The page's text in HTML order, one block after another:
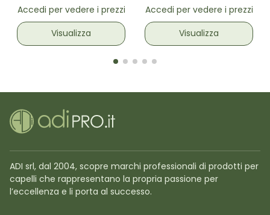
Accedi per vedere i prezzi
Visualizza
Accedi per vedere i prezzi
Visualizza
ADI srl, dal 2004, scopre marchi professionali di prodotti per
capelli che rappresentano la propria passione per
l’eccellenza e li porta al successo.